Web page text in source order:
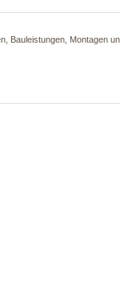
Bauleistungen, Montagen